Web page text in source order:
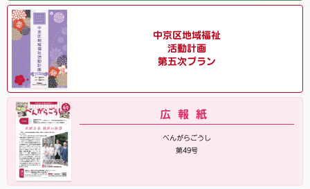
中京区地域福祉
活動計画
第五次プラン
広報紙
べんがらごうし
第49号